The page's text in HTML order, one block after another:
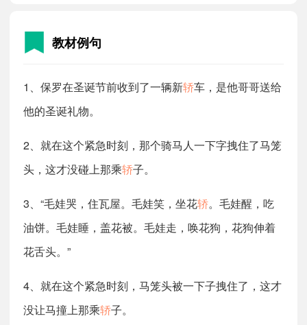
教材例句
1、保罗在圣诞节前收到了一辆新轿车，是他哥哥送给
他的圣诞礼物。
2、就在这个紧急时刻，那个骑马人一下字拽住了马笼
头，这才没碰上那乘轿子。
3、“毛娃哭，住瓦屋。毛娃笑，坐花轿。毛娃醒，吃
油饼。毛娃睡，盖花被。毛娃走，唤花狗，花狗伸着
花舌头。”
4、就在这个紧急时刻，马笼头被一下子拽住了，这才
没让马撞上那乘轿子。